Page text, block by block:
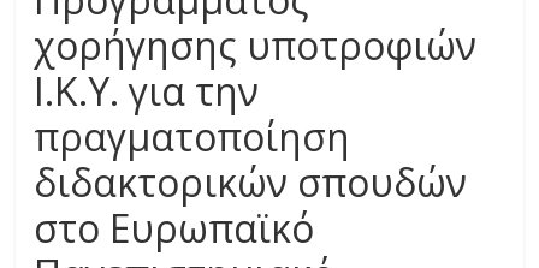
χορήγησης υποτροφιών
Ι.Κ.Υ. για την
πραγματοποίηση
διδακτορικών σπουδών
στο Ευρωπαϊκό